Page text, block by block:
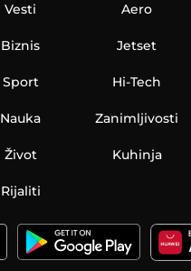
Vesti
Biznis
Sport
Nauka
Aero
Jetset
Hi-Tech
Zanimljivosti
Život Kuhinja
Rijaliti